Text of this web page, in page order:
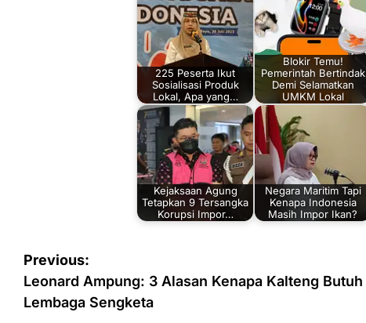
225 Peserta Ikut
Sosialisasi Produk
Lokal, Apa yang…
Blokir Temu!
Pemerintah Bertindak
Demi Selamatkan
UMKM Lokal
Kejaksaan Agung
Tetapkan 9 Tersangka
Korupsi Impor…
Negara Maritim Tapi
Kenapa Indonesia
Masih Impor Ikan?
Navigasi
pos
Previous:
Leonard Ampung: 3 Alasan Kenapa Kalteng Butuh
Lembaga Sengketa